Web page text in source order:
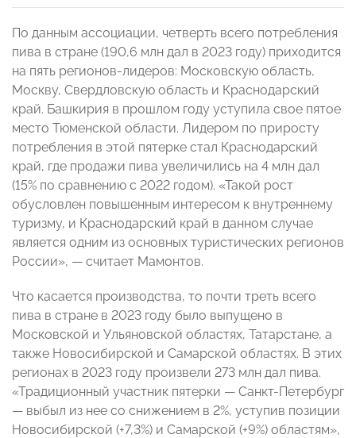
По данным ассоциации, четверть всего потребления
пива в стране (190,6 млн дал в 2023 году) приходится
на пять регионов-лидеров: Московскую область,
Москву, Свердловскую область и Краснодарский
край. Башкирия в прошлом году уступила свое пятое
место Тюменской области. Лидером по приросту
потребления в этой пятерке стал Краснодарский
край, где продажи пива увеличились на 4 млн дал
(15% по сравнению с 2022 годом). «Такой рост
обусловлен повышенным интересом к внутреннему
туризму, и Краснодарский край в данном случае
является одним из основных туристических регионов
России», — считает Мамонтов.
Что касается производства, то почти треть всего
пива в стране в 2023 году было выпущено в
Московской и Ульяновской областях, Татарстане, а
также Новосибирской и Самарской областях. В этих
регионах в 2023 году произвели 273 млн дал пива.
«Традиционный участник пятерки — Санкт-Петербург
— выбыл из нее со снижением в 2%, уступив позиции
Новосибирской (+7,3%) и Самарской (+9%) областям»,